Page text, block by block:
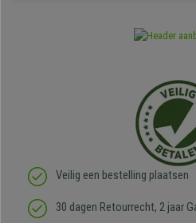
Veilig een bestelling plaatsen
30 dagen Retourrecht, 2 jaar